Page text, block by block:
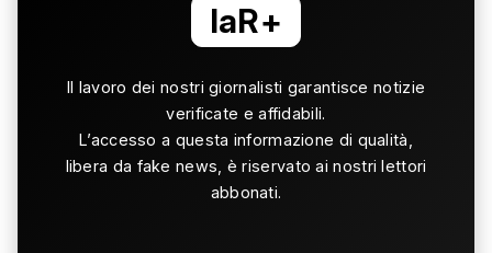
laR+
Il lavoro dei nostri giornalisti garantisce notizie
verificate e affidabili.
L’accesso a questa informazione di qualità,
libera da fake news, è riservato ai nostri lettori
abbonati.